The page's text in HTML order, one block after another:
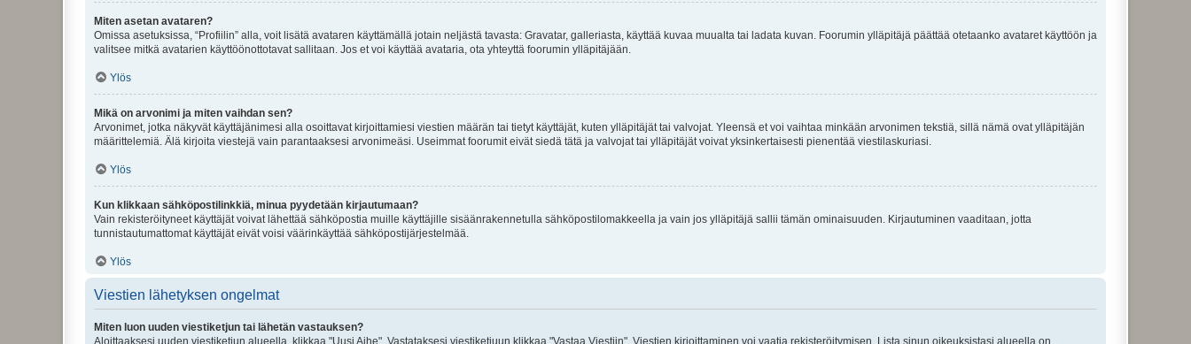
Miten asetan avataren?
Omissa asetuksissa, “Profiilin” alla, voit lisätä avataren käyttämällä jotain neljästä tavasta: Gravatar, galleriasta, käyttää kuvaa muualta tai ladata kuvan. Foorumin ylläpitäjä päättää otetaanko avataret käyttöön ja
valitsee mitkä avatarien käyttöönottotavat sallitaan. Jos et voi käyttää avataria, ota yhteyttä foorumin ylläpitäjään.
Ylös
Mikä on arvonimi ja miten vaihdan sen?
Arvonimet, jotka näkyvät käyttäjänimesi alla osoittavat kirjoittamiesi viestien määrän tai tietyt käyttäjät, kuten ylläpitäjät tai valvojat. Yleensä et voi vaihtaa minkään arvonimen tekstiä, sillä nämä ovat ylläpitäjän
määrittelemiä. Älä kirjoita viestejä vain parantaaksesi arvonimeäsi. Useimmat foorumit eivät siedä tätä ja valvojat tai ylläpitäjät voivat yksinkertaisesti pienentää viestilaskuriasi.
Ylös
Kun klikkaan sähköpostilinkkiä, minua pyydetään kirjautumaan?
Vain rekisteröityneet käyttäjät voivat lähettää sähköpostia muille käyttäjille sisäänrakennetulla sähköpostilomakkeella ja vain jos ylläpitäjä sallii tämän ominaisuuden. Kirjautuminen vaaditaan, jotta
tunnistautumattomat käyttäjät eivät voisi väärinkäyttää sähköpostijärjestelmää.
Ylös
Viestien lähetyksen ongelmat
Miten luon uuden viestiketjun tai lähetän vastauksen?
Aloittaaksesi uuden viestiketjun alueella, klikkaa "Uusi Aihe". Vastataksesi viestiketjuun klikkaa "Vastaa Viestiin". Viestien kirjoittaminen voi vaatia rekisteröitymisen. Lista sinun oikeuksistasi alueella on